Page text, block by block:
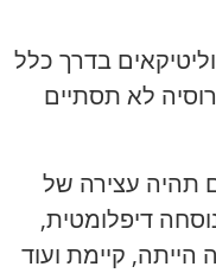
בדרך כלל
לא תסתיים
תהיה עצירה של
דיפלומטית,
קיימת ועוד